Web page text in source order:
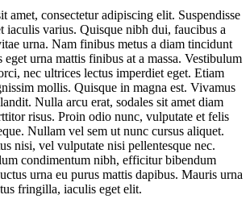
amet, consectetur adipiscing elit. Suspendisse
iaculis varius. Quisque nibh dui, faucibus a
urna. Nam finibus metus a diam tincidunt
urna mattis finibus at a massa. Vestibulum
nec ultrices lectus imperdiet eget. Etiam
mollis. Quisque in magna est. Vivamus
Nulla arcu erat, sodales sit amet diam
risus. Proin odio nunc, vulputate et felis
Nullam vel sem ut nunc cursus aliquet.
nisi, vel vulputate nisi pellentesque nec.
condimentum nibh, efficitur bibendum
urna eu purus mattis dapibus. Mauris urna
fringilla, iaculis eget elit.